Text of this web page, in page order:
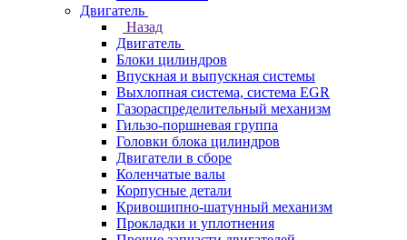
Двигатель
Назад
Двигатель
Блоки цилиндров
Впускная и выпускная системы
Выхлопная система, система EGR
Газораспределительный механизм
Гильзо-поршневая группа
Головки блока цилиндров
Двигатели в сборе
Коленчатые валы
Корпусные детали
Кривошипно-шатунный механизм
Прокладки и уплотнения